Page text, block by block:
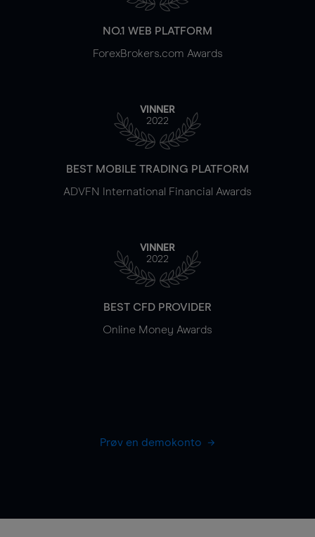
NO.1 WEB PLATFORM
ForexBrokers.com Awards
VINNER
2022
BEST MOBILE TRADING PLATFORM
ADVFN International Financial Awards
VINNER
2022
BEST CFD PROVIDER
Online Money Awards
Prøv en demokonto